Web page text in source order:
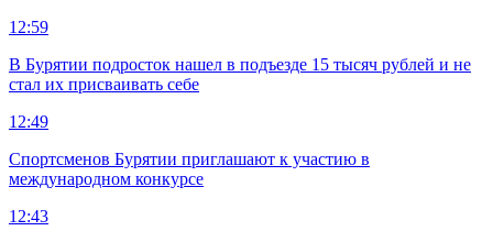
12:59
В Бурятии подросток нашел в подъезде 15 тысяч рублей и не
стал их присваивать себе
12:49
Спортсменов Бурятии приглашают к участию в
международном конкурсе
12:43